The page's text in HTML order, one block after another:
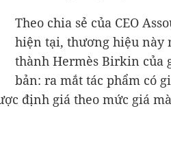
Theo chia sẻ của CEO
hiện tại, thương hiệu này
thành Hermès Birkin của
bản: ra mắt tác phẩm có
định giá theo mức giá